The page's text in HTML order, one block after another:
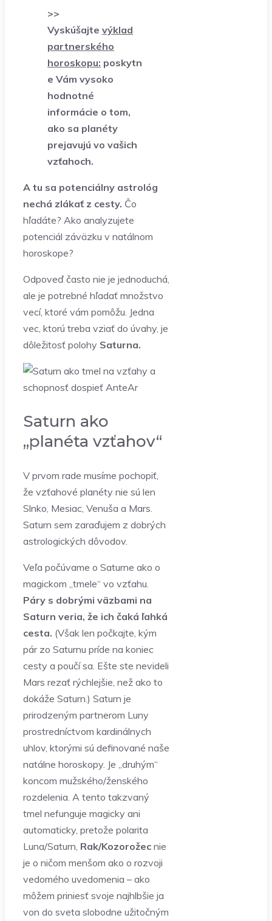
>>
Vyskúšajte výklad
partnerského
horoskopu: poskytn
e Vám vysoko
hodnotné
informácie o tom,
ako sa planéty
prejavujú vo vašich
vzťahoch.
A tu sa potenciálny astrológ
nechá zlákať z cesty. Čo
hľadáte? Ako analyzujete
potenciál záväzku v natálnom
horoskope?
Odpoveď často nie je jednoduchá,
ale je potrebné hľadať množstvo
vecí, ktoré vám pomôžu. Jedna
vec, ktorú treba vziať do úvahy, je
dôležitosť polohy Saturna.
Saturn ako
„planéta vzťahov“
V prvom rade musíme pochopiť,
že vzťahové planéty nie sú len
Slnko, Mesiac, Venuša a Mars.
Saturn sem zaraďujem z dobrých
astrologických dôvodov.
Veľa počúvame o Saturne ako o
magickom „tmele“ vo vzťahu.
Páry s dobrými väzbami na
Saturn veria, že ich čaká ľahká
cesta. (Však len počkajte, kým
pár zo Saturnu príde na koniec
cesty a poučí sa. Ešte ste nevideli
Mars rezať rýchlejšie, než ako to
dokáže Saturn.) Saturn je
prirodzeným partnerom Luny
prostredníctvom kardinálnych
uhlov, ktorými sú definované naše
natálne horoskopy. Je „druhým“
koncom mužského/ženského
rozdelenia. A tento takzvaný
tmel nefunguje magicky ani
automaticky, pretože polarita
Luna/Saturn, Rak/Kozorožec nie
je o ničom menšom ako o rozvoji
vedomého uvedomenia – ako
môžem priniesť svoje najhlbšie ja
von do sveta slobodne užitočným